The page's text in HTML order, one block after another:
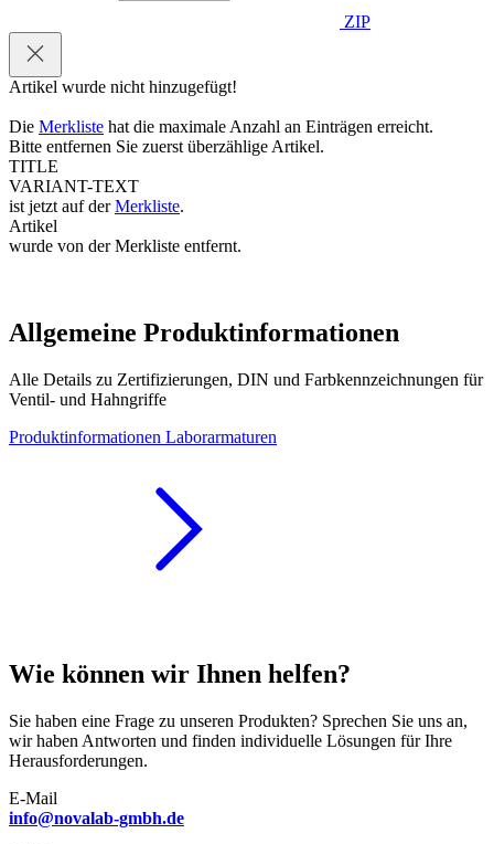
ZIP
Artikel wurde nicht hinzugefügt!
Die Merkliste hat die maximale Anzahl an Einträgen erreicht.
Bitte entfernen Sie zuerst überzählige Artikel.
TITLE
VARIANT-TEXT
ist jetzt auf derMerkliste.
Artikel
wurde von der Merkliste entfernt.
Allgemeine Produktinformationen
Alle Details zu Zertifizierungen, DIN und Farbkennzeichnungen für
Ventil- und Hahngriffe
Produktinformationen Laborarmaturen
Wie können wir Ihnen helfen?
Sie haben eine Frage zu unseren Produkten? Sprechen Sie uns an,
wir haben Antworten und finden individuelle Lösungen für Ihre
Herausforderungen.
E-Mail
info@novalab-gmbh.de